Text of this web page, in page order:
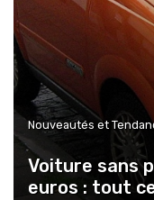
Nouveautés et
Voiture sans
euros : tout